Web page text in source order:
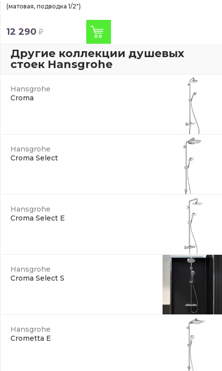
(матовая, подводка 1/2")
12 290
Другие коллекции душевых
стоек Hansgrohe
Hansgrohe
Croma
Hansgrohe
Croma Select
Hansgrohe
Croma Select E
Hansgrohe
Croma Select S
Hansgrohe
Crometta E